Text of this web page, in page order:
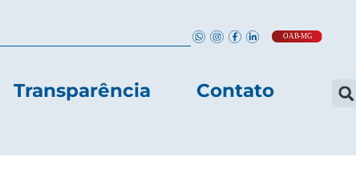
Transparência Contato